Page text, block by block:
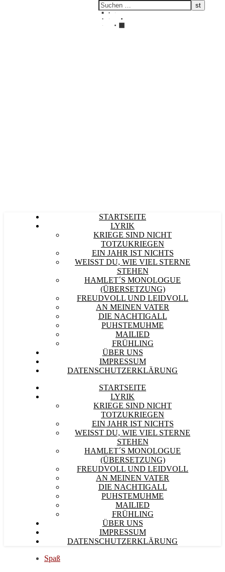
STARTSEITE
LYRIK
KRIEGE SIND NICHT
TOTZUKRIEGEN
EIN JAHR IST NICHTS
WEISST DU, WIE VIEL STERNE S
TEHEN
HAMLET´S MONOLOGUE
(ÜBERSETZUNG)
FREUDVOLL UND LEIDVOLL
AN MEINEN VATER
DIE NACHTIGALL
PUHSTEMUHME
MAILIED
FRÜHLING
ÜBER UNS
IMPRESSUM
DATENSCHUTZERKLÄRUNG
STARTSEITE
LYRIK
KRIEGE SIND NICHT
TOTZUKRIEGEN
EIN JAHR IST NICHTS
WEISST DU, WIE VIEL STERNE S
TEHEN
HAMLET´S MONOLOGUE
(ÜBERSETZUNG)
FREUDVOLL UND LEIDVOLL
AN MEINEN VATER
DIE NACHTIGALL
PUHSTEMUHME
MAILIED
FRÜHLING
ÜBER UNS
IMPRESSUM
DATENSCHUTZERKLÄRUNG
Spaß